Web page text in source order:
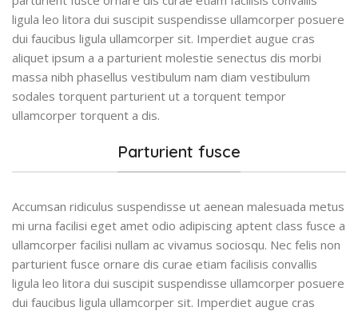
ligula leo litora dui suscipit suspendisse ullamcorper posuere
dui faucibus ligula ullamcorper sit. Imperdiet augue cras
aliquet ipsum a a parturient molestie senectus dis morbi
massa nibh phasellus vestibulum nam diam vestibulum
sodales torquent parturient ut a torquent tempor
ullamcorper torquent a dis.
Parturient fusce
Accumsan ridiculus suspendisse ut aenean malesuada metus
mi urna facilisi eget amet odio adipiscing aptent class fusce a
ullamcorper facilisi nullam ac vivamus sociosqu. Nec felis non
parturient fusce ornare dis curae etiam facilisis convallis
ligula leo litora dui suscipit suspendisse ullamcorper posuere
dui faucibus ligula ullamcorper sit. Imperdiet augue cras